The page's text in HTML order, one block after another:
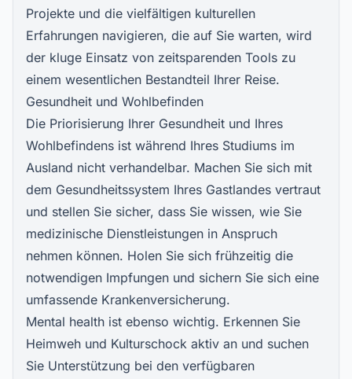
Projekte und die vielfältigen kulturellen
Erfahrungen navigieren, die auf Sie warten, wird
der kluge Einsatz von zeitsparenden Tools zu
einem wesentlichen Bestandteil Ihrer Reise.
Gesundheit und Wohlbefinden
Die Priorisierung Ihrer Gesundheit und Ihres
Wohlbefindens ist während Ihres Studiums im
Ausland nicht verhandelbar. Machen Sie sich mit
dem Gesundheitssystem Ihres Gastlandes vertraut
und stellen Sie sicher, dass Sie wissen, wie Sie
medizinische Dienstleistungen in Anspruch
nehmen können. Holen Sie sich frühzeitig die
notwendigen Impfungen und sichern Sie sich eine
umfassende Krankenversicherung.
Mental health ist ebenso wichtig. Erkennen Sie
Heimweh und Kulturschock aktiv an und suchen
Sie Unterstützung bei den verfügbaren